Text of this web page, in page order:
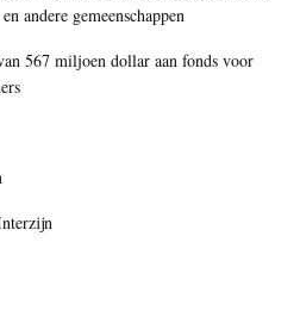
andere gemeenschappen
567 miljoen dollar aan fonds voor